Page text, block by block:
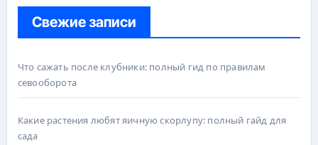
Свежие записи
Что сажать после клубники: полный гид по правилам
севооборота
Какие растения любят яичную скорлупу: полный гайд для
сада